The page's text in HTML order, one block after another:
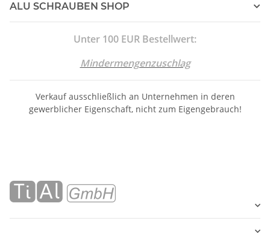
ALU SCHRAUBEN SHOP
Unter 100 EUR Bestellwert:
Mindermengenzuschlag
Verkauf ausschließlich an Unternehmen in deren
gewerblicher Eigenschaft, nicht zum Eigengebrauch!